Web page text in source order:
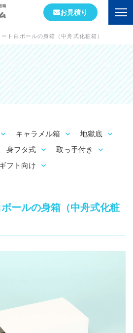
お見積り
ート白ボールの身箱（中舟式化粧箱）
キャラメル箱
地獄底
身フタ式
取っ手付き
ギフト向け
ールの身箱（中舟式化粧